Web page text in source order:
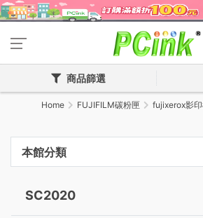
商品篩選
Home FUJIFILM碳粉匣 fujixerox影
本館分類
SC2020